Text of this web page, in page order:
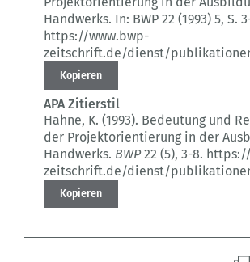
Handwerks. In: BWP 22 (1993) 5, S.
https://www.bwp-
zeitschrift.de/dienst/
Kopieren
APA Zitierstil
Hahne, K. (1993). Bedeutung und
der Projektorientierung in der
Handwerks. BWP22 (5), 3-8.
zeitschrift.de/dienst/
Kopieren